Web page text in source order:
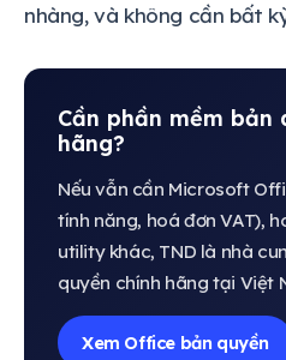
nhàng, và không cần bất
Cần phần mềm bản
hãng?
Nếu vẫn cần Microsoft
tính năng, hoá đơn VAT),
utility khác, TND là nhà
quyền chính hãng tại Việt
Xem Office bản quyền